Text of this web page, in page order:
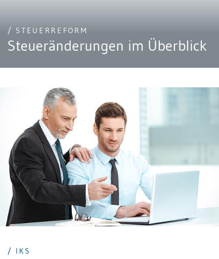
/ STEUERREFORM
Steueränderungen im Überblick
/ IKS